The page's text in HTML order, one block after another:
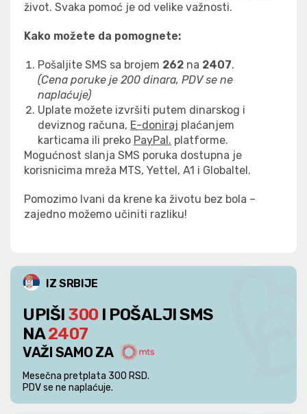
život. Svaka pomoć je od velike važnosti.
Kako možete da pomognete:
Pošaljite SMS sa brojem 262 na 2407.
(Cena poruke je 200 dinara, PDV se ne
naplaćuje)
Uplate možete izvršiti putem dinarskog i
deviznog računa, E-doniraj plaćanjem
karticama ili preko PayPal. platforme.
Mogućnost slanja SMS poruka dostupna je
korisnicima mreža MTS, Yettel, A1 i Globaltel.
Pomozimo Ivani da krene ka životu bez bola –
zajedno možemo učiniti razliku!
IZ SRBIJE
UPIŠI 300 I POŠALJI SMS
NA2407
VAŽI SAMO ZA
Mesečna pretplata 300 RSD.
PDV se ne naplaćuje.